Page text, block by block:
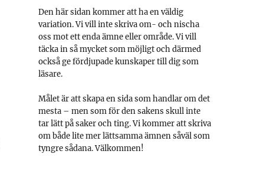
Den här sidan kommer att ha en väldig
variation. Vi vill inte skriva om- och nischa
oss mot ett enda ämne eller område. Vi vill
täcka in så mycket som möjligt och därmed
också ge fördjupade kunskaper till dig som
läsare.
Målet är att skapa en sida som handlar om det
mesta – men som för den sakens skull inte
tar lätt på saker och ting. Vi kommer att skriva
om både lite mer lättsamma ämnen såväl som
tyngre sådana. Välkommen!